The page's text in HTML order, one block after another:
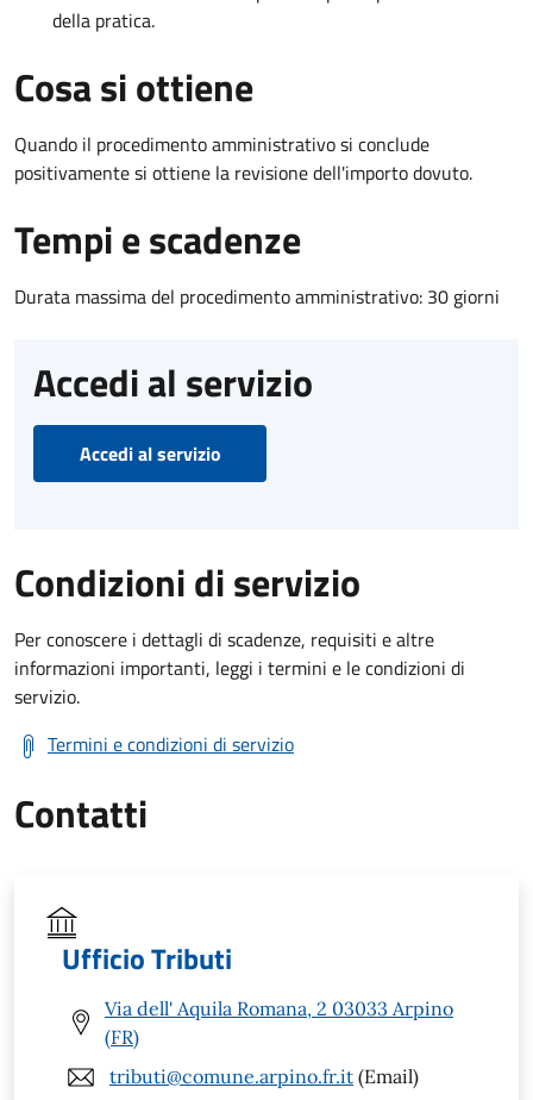
della pratica.
Cosa si ottiene
Quando il procedimento amministrativo si conclude
positivamente si ottiene la revisione dell'importo dovuto.
Tempi e scadenze
Durata massima del procedimento amministrativo: 30 giorni
Accedi al servizio
Accedi al servizio
Condizioni di servizio
Per conoscere i dettagli di scadenze, requisiti e altre
informazioni importanti, leggi i termini e le condizioni di
servizio.
Termini e condizioni di servizio
Contatti
Ufficio Tributi
Via dell' Aquila Romana, 2 03033 Arpino
(FR)
tributi@comune.arpino.fr.it (Email)